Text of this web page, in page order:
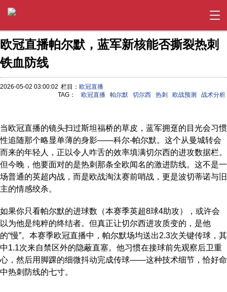
欧冠直播帕尔默，蓝军新核能否撕裂热刺
铁血防线
2026-05-02 03:00:02 栏目： 欧冠直播
TAG：
欧冠直播 帕尔默 切尔西 热刺 欧战预测 战术分析
当欧冠直播的镜头扫过斯坦福桥的草皮，蓝军拥趸的目光会习惯
性追随那个略显单薄的身影——科尔-帕尔默。这个从曼城转会
而来的年轻人，正以令人咋舌的效率填满切尔西的进攻数据栏。
但今晚，他要面对的是热刺那条全欧闻名的激进防线。这不是一
场普通的英超内战，而是欧战淘汰赛前哨战，更是波切蒂诺与旧
主的情感绞杀。
如果你只看帕尔默的进球数（本赛季英超8球4助攻），或许会
以为他是纯粹的终结者。但真正让切尔西进攻质变的，是他
的“慢”。本赛季欧冠直播中，帕尔默场均送出2.3次关键传球，其
中1.1次来自禁区外的隐蔽直塞。他习惯在接球前先观察后卫重
心，然后用脚踝的细微抖动完成传球——这种技术细节，恰好命
中热刺防线的七寸。